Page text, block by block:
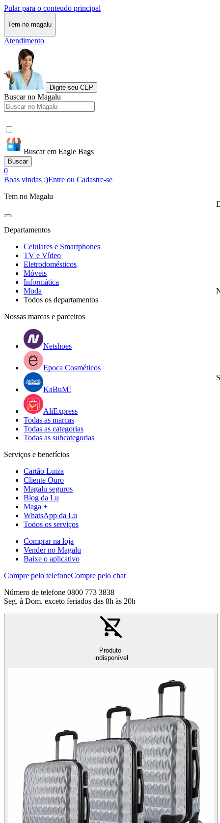
Pular para o conteudo principal
Tem no magalu
Atendimento
Digite seu CEP
Buscar no Magalu
Buscar em Eagle Bags
Buscar
0
Boas vindas :)Entre ou Cadastre-se
Tem no Magalu
Departamentos
Celulares e Smartphones
TV e Vídeo
Eletrodomésticos
Móveis
Informática
Moda
Todos os departamentos
Nossas marcas e parceiros
Netshoes
Epoca Cosméticos
KaBuM!
AliExpress
Todas as marcas
Todas as categorias
Todas as subcategorias
Serviços e benefícios
Cartão Luiza
Cliente Ouro
Magalu seguros
Blog da Lu
Maga +
WhatsApp da Lu
Todos os serviços
Comprar na loja
Vender no Magalu
Baixe o aplicativo
Compre pelo telefoneCompre pelo chat
Número de telefone 0800 773 3838
Seg. à Dom. exceto feriados das 8h às 20h
Produto
indisponível